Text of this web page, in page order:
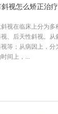
视怎么矫正治疗
在临床上分为多
、后天性斜视。从
等；从病因上，分
间上，...